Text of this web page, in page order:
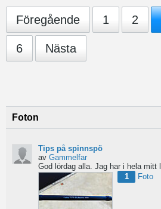
Föregående 1 2
6 Nästa
Foton
Tips på spinnspö
av Gammelfar
God lördag alla. Jag har i hela mitt liv fiskat med
1
Foto